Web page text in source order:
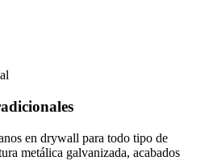
en drywall para todo tipo de
metálica galvanizada, acabados